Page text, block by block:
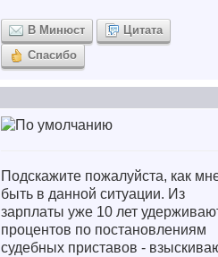
В Минюст
Цитата
Спасибо
Подскажите пожалуйста, как
быть в данной ситуации. Из
зарплаты уже 10 лет
процентов по постановлениям
судебных приставов -